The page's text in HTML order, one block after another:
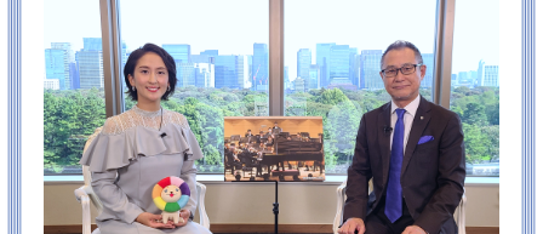
2024/09/02
★プレゼント企画★11月20日（水）コンサートを 10組
20名にプレゼント！
番組アンケートにお答えいただいた方の中から、抽選
で、コンサートチケットをプレゼント！２０２４年度
上半期リクエスト企画（１０月放送）も受け付けてい
ます！
プレゼント応募フォームはこちら！（9月22日（日）ま